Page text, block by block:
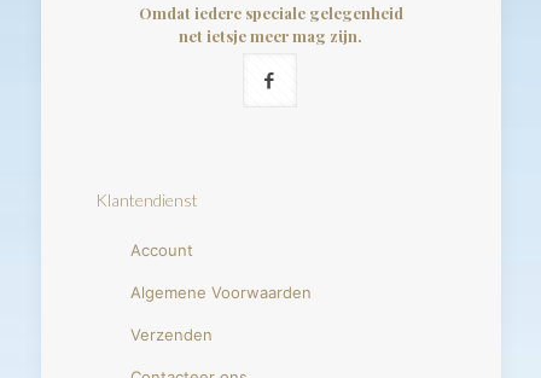
Omdat iedere speciale gelegenheid
net ietsje meer mag zijn.
Klantendienst
Account
Algemene Voorwaarden
Verzenden